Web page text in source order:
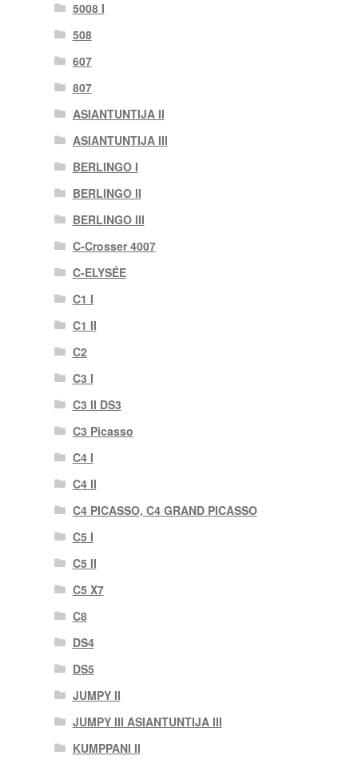
5008 I
508
607
807
ASIANTUNTIJA II
ASIANTUNTIJA III
BERLINGO I
BERLINGO II
BERLINGO III
C-Crosser 4007
C-ELYSÉE
C1 I
C1 II
C2
C3 I
C3 II DS3
C3 Picasso
C4 I
C4 II
C4 PICASSO, C4 GRAND PICASSO
C5 I
C5 II
C5 X7
C8
DS4
DS5
JUMPY II
JUMPY III ASIANTUNTIJA III
KUMPPANI II